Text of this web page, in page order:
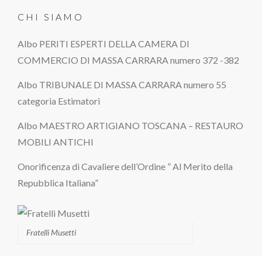
CHI SIAMO
Albo PERITI ESPERTI DELLA CAMERA DI
COMMERCIO DI MASSA CARRARA numero 372 -382
Albo TRIBUNALE DI MASSA CARRARA numero 55
categoria Estimatori
Albo MAESTRO ARTIGIANO TOSCANA – RESTAURO
MOBILI ANTICHI
Onorificenza di Cavaliere dell’Ordine ” Al Merito della
Repubblica Italiana”
Fratelli Musetti